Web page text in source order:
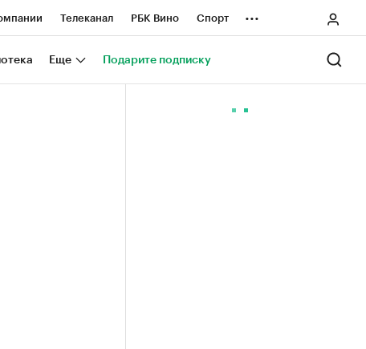
Телеканал РБК Вино Спорт
проекты Город
...
Еще Подарите подписку